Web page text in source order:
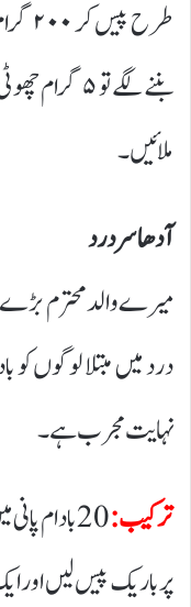
بننے لگے تو
ملائیں۔
آدھا سر درد
میرے والد محترم بڑے
درد میں مبتلا لوگوں
نہایت مجرب ہے۔
ترکیب:
20بادام
پر باریک پیس لیں اور